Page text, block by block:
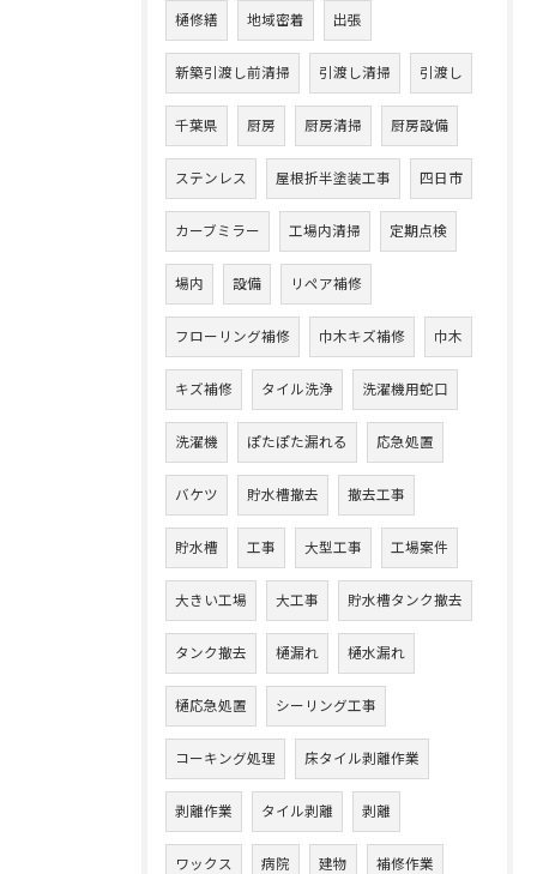
樋修繕 地域密着 出張
新築引渡し前清掃 引渡し清掃 引渡し
千葉県 厨房 厨房清掃 厨房設備
ステンレス 屋根折半塗装工事 四日市
カーブミラー 工場内清掃 定期点検
場内 設備 リペア補修
フローリング補修 巾木キズ補修 巾木
キズ補修 タイル洗浄 洗濯機用蛇口
洗濯機 ぽたぽた漏れる 応急処置
バケツ 貯水槽撤去 撤去工事
貯水槽 工事 大型工事 工場案件
大きい工場 大工事 貯水槽タンク撤去
タンク撤去 樋漏れ 樋水漏れ
樋応急処置 シーリング工事
コーキング処理 床タイル剥離作業
剥離作業 タイル剥離 剥離
ワックス 病院 建物 補修作業